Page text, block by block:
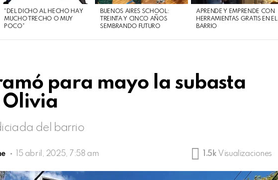
“DEL DICHO AL HECHO HAY
MUCHO TRECHO O MUY
POCO”
BUENOS AIRES SCHOOL:
TREINTA Y CINCO AÑOS
SEMBRANDO FUTURO
APRENDE Y EMPRENDE CON
HERRAMIENTAS GRATIS EN EL
BARRIO
para mayo la subasta
del barrio
15 abril, 2025, 7:58 am 1.5k Visualizaciones